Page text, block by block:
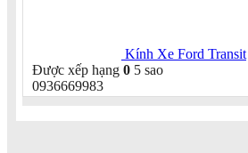
Kính Xe Ford Transit
Được xếp hạng 0 5 sao
0936669983